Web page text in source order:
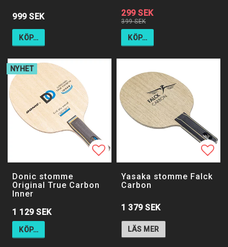
999 SEK
KÖP…
399 SEK
299 SEK
KÖP…
NYHET
Lägg till i favoritlistan
Donic stomme
Original True Carbon
Inner
1 129 SEK
KÖP…
Yasaka stomme Falck
Carbon
1 379 SEK
LÄS MER